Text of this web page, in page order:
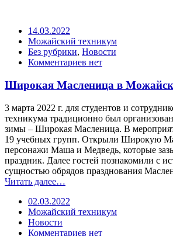
14.03.2022
Можайский техникум
Без рубрики, Новости
Комментариев нет
Широкая Масленица в
3 марта 2022 г. для студентов и
техникума традиционно был
зимы – Широкая Масленица. В
19 учебных групп. Открыли Широкую
персонажи Маша и Медведь, которые
праздник. Далее гостей познакомили с
сущностью обрядов празднования
Читать далее…
02.03.2022
Можайский техникум
Новости
Комментариев нет